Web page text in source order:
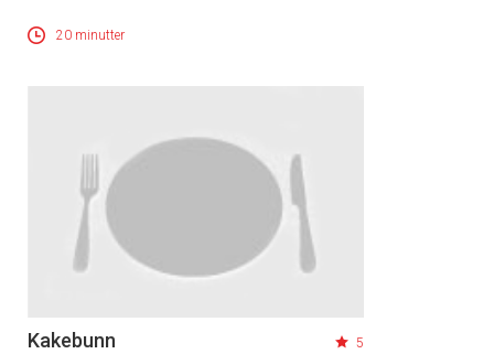
20 minutter
Kakebunn 5